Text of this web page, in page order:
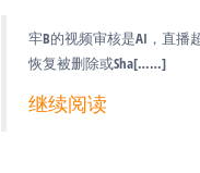
牢B的视频审核是AI，直播
恢复被删除或Sha[……]
继续阅读